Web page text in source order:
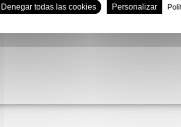
Denegar todas las cookies Personalizar